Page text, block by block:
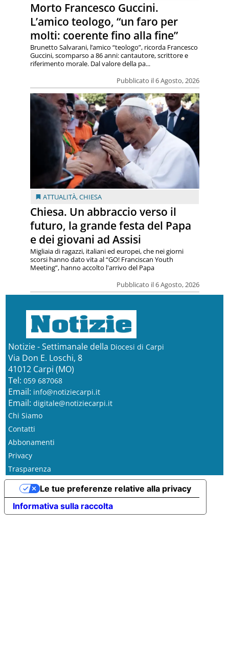
Morto Francesco Guccini.
L’amico teologo, “un faro per
molti: coerente fino alla fine”
Pubblicato il 6 Agosto, 2026
Brunetto Salvarani, l’amico “teologo”, ricorda Francesco
Guccini, scomparso a 86 anni: cantautore, scrittore e
riferimento morale. Dal valore della pa...
ATTUALITÀ,CHIESA
Chiesa. Un abbraccio verso il
futuro, la grande festa del Papa
e dei giovani ad Assisi
Pubblicato il 6 Agosto, 2026
Migliaia di ragazzi, italiani ed europei, che nei giorni
scorsi hanno dato vita al “GO! Franciscan Youth
Meeting”, hanno accolto l'arrivo del Papa
Notizie - Settimanale della Diocesi di Carpi
Via Don E. Loschi, 8
41012 Carpi (MO)
Tel: 059 687068
Email: info@notiziecarpi.it
Email: digitale@notiziecarpi.it
Chi Siamo
Contatti
Abbonamenti
Privacy
Trasparenza
Informativa sulla raccolta
Le tue preferenze relative alla privacy